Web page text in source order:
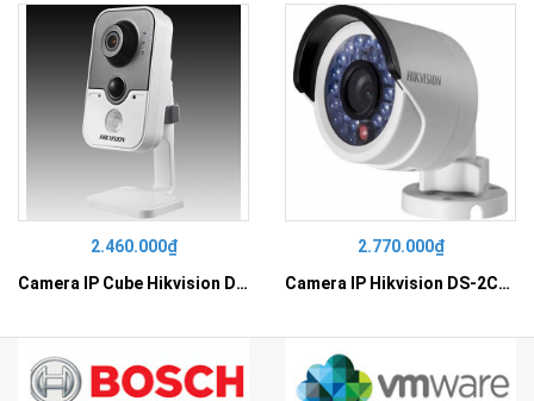
2.460.000₫
Camera IP Cube Hikvision DS-2CD2410F-I
2.770.000₫
Camera IP Hikvision DS-2CD2010F-I